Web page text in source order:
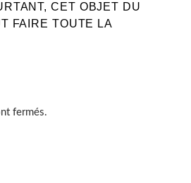
CET OBJET DU
FAIRE TOUTE LA
fermés.